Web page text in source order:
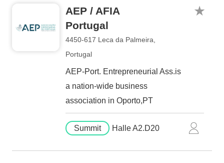
AEP / AFIA
Portugal
4450-617 Leca da Palmeira,
Portugal
AEP-Port. Entrepreneurial Ass.is
a nation-wide business
association in Oporto,PT
Summit Halle A2.D20